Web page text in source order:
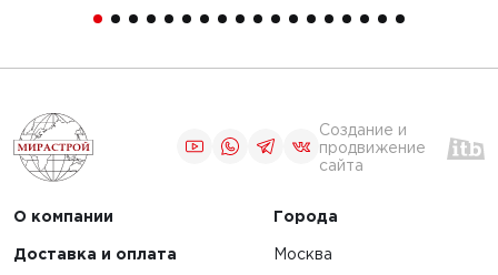
Создание и
продвижение
сайта
О компании
Доставка и оплата
Города
Москва